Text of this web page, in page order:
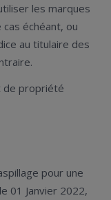
les marques
échéant, ou
au titulaire des
de propriété
pour une
01 Janvier 2022,